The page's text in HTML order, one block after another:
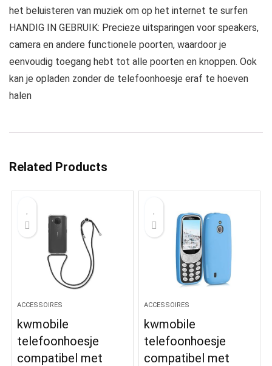
het beluisteren van muziek om op het internet te surfen
HANDIG IN GEBRUIK: Precieze uitsparingen voor speakers,
camera en andere functionele poorten, waardoor je
eenvoudig toegang hebt tot alle poorten en knoppen. Ook
kan je opladen zonder de telefoonhoesje eraf te hoeven
halen
Related Products
ACCESSOIRES
kwmobile
telefoonhoesje
compatibel met
ACCESSOIRES
kwmobile
telefoonhoesje
compatibel met